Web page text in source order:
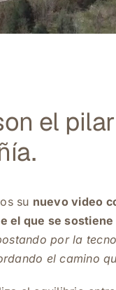
el
su nuevo video
el que se sostiene
por la
el camino